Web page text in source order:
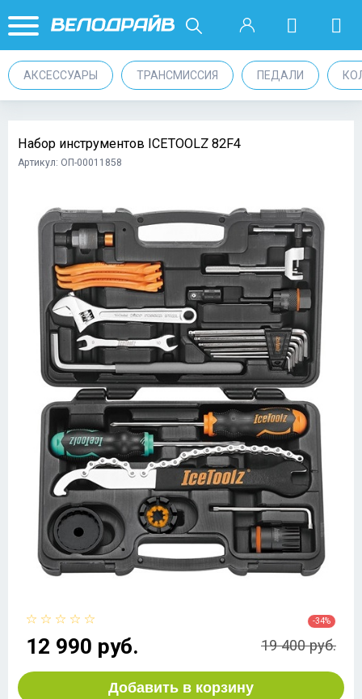
АКСЕССУАРЫ ТРАНСМИССИЯ ПЕДАЛИ
Набор инструментов ICETOOLZ 82F4
Артикул: ОП-00011858
12 990 руб.
-34%
19 400 руб.
Добавить в корзину